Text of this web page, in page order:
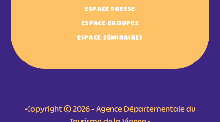
ESPACE PRESSE
ESPACE GROUPES
ESPACE SÉMINAIRES
•Copyright © 2026 – Agence Départementale du